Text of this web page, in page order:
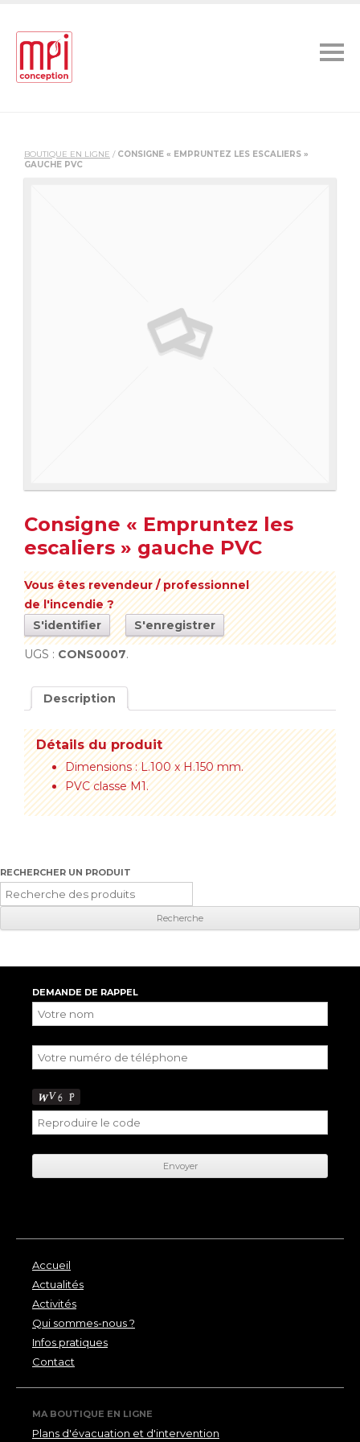
BOUTIQUE EN LIGNE / CONSIGNE « EMPRUNTEZ LES ESCALIERS »
GAUCHE PVC
Consigne « Empruntez les
escaliers » gauche PVC
Vous êtes revendeur / professionnel
de l'incendie ?
S'identifier
S'enregistrer
UGS : CONS0007.
Description
Détails du produit
Dimensions : L.100 x H.150 mm.
PVC classe M1.
RECHERCHER UN PRODUIT
Recherche
pour
:
DEMANDE DE RAPPEL
Accueil
Actualités
Activités
Qui sommes-nous ?
Infos pratiques
Contact
MA BOUTIQUE EN LIGNE
Plans d'évacuation et d'intervention